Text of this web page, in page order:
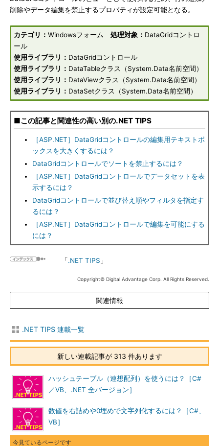
削除やデータ編集を禁止するプロパティが設定可能となる。
カテゴリ： Windowsフォーム 処理対象： DataGridコントロ
ール
使用ライブラリ： DataGridコントロール
使用ライブラリ： DataTableクラス（System.Data名前空間）
使用ライブラリ： DataViewクラス（System.Data名前空間）
使用ライブラリ： DataSetクラス（System.Data名前空間）
■この記事と関連性の高い別の.NET TIPS
［ASP.NET］DataGridコントロールの編集用テキストボ
ックスを大きくするには？
DataGridコントロールでソートを禁止するには？
［ASP.NET］DataGridコントロールでデータセットを表
示するには？
DataGridコントロールで並び替え順やフィルタを指定す
るには？
［ASP.NET］DataGridコントロールで編集を可能にする
には？
「.NET TIPS 」
Copyright© Digital Advantage Corp. All Rights Reserved.
関連情報
.NET TIPS 連載一覧
新しい連載記事が 313 件あります
ハッシュテーブル（連想配列）を使うには？［C#
／VB、.NET 全バージョン］
数値を右詰めや0埋めで文字列化するには？［C#、
VB］